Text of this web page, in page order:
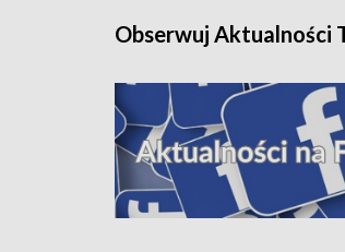
Obserwuj Aktualności